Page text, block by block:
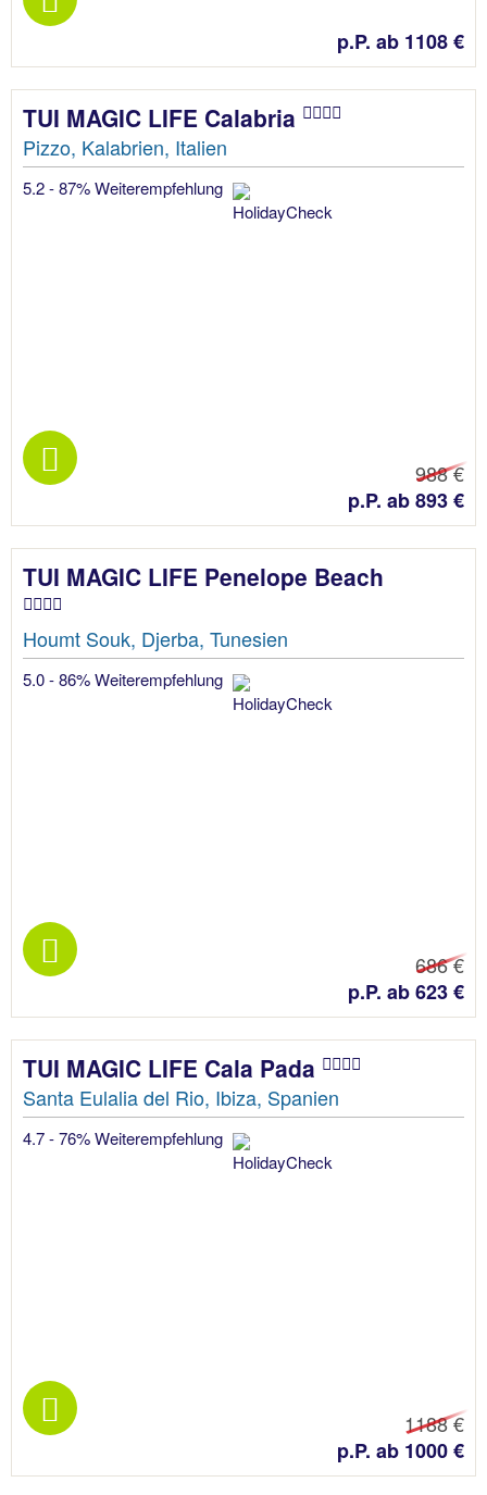
p.P. ab 1108 €
TUI MAGIC LIFE Calabria
Pizzo, Kalabrien, Italien
5.2 - 87% Weiterempfehlung
988 €
p.P. ab 893 €
TUI MAGIC LIFE Penelope Beach
Houmt Souk, Djerba, Tunesien
5.0 - 86% Weiterempfehlung
686 €
p.P. ab 623 €
TUI MAGIC LIFE Cala Pada
Santa Eulalia del Rio, Ibiza, Spanien
4.7 - 76% Weiterempfehlung
1188 €
p.P. ab 1000 €